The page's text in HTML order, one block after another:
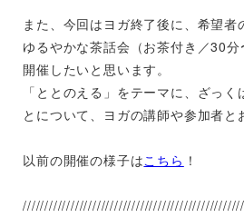
また、今回はヨガ終了後に、希望者
ゆるやかな茶話会（お茶付き／30
開催したいと思います。
「ととのえる」をテーマに、ざっく
とについて、ヨガの講師や参加者と
以前の開催の様子はこちら ！